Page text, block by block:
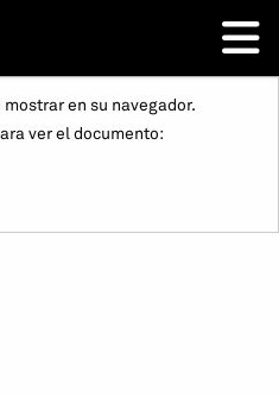
en su navegador.
ver el documento: